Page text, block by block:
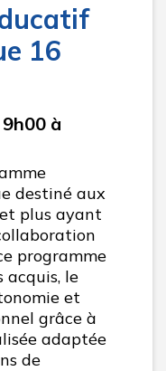
16
à
destiné aux
plus ayant
programme
acquis, le
et
grâce à
adaptée
de